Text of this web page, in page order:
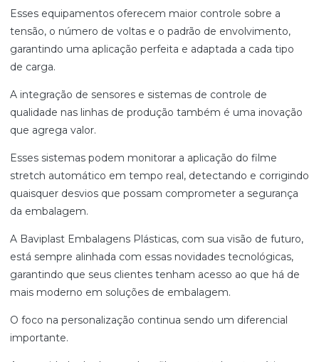
Esses equipamentos oferecem maior controle sobre a
tensão, o número de voltas e o padrão de envolvimento,
garantindo uma aplicação perfeita e adaptada a cada tipo
de carga.
A integração de sensores e sistemas de controle de
qualidade nas linhas de produção também é uma inovação
que agrega valor.
Esses sistemas podem monitorar a aplicação do filme
stretch automático em tempo real, detectando e corrigindo
quaisquer desvios que possam comprometer a segurança
da embalagem.
A Baviplast Embalagens Plásticas, com sua visão de futuro,
está sempre alinhada com essas novidades tecnológicas,
garantindo que seus clientes tenham acesso ao que há de
mais moderno em soluções de embalagem.
O foco na personalização continua sendo um diferencial
importante.